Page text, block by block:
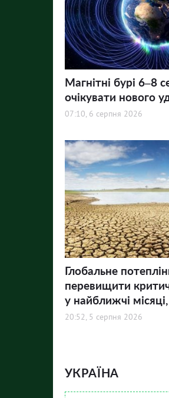
Магнітні бурі 6–8
очікувати нового
07:10, 6 серпня 2026
Глобальне
перевищити
у найближчі
20:52, 5 серпня 2026
УКРАЇНА